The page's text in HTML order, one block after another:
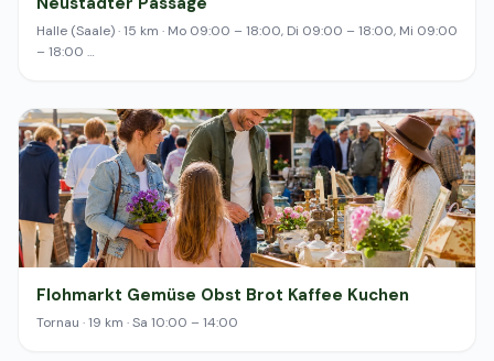
Halle (Saale) · 15 km · Mo 09:00 – 18:00, Di 09:00 – 18:00, Mi 09:00
– 18:00 …
Flohmarkt Gemüse Obst Brot Kaffee Kuchen
Tornau · 19 km · Sa 10:00 – 14:00